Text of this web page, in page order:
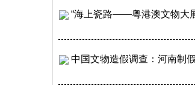
“海上瓷路——粤港澳文物大
中国文物造假调查：河南制